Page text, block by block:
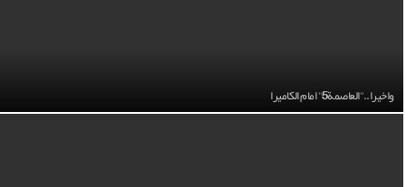
واخيرا.."العاصمة5" امام الكاميرا